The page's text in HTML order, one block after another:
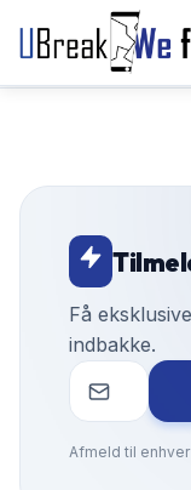
Få
indbakke.
Afmeld til